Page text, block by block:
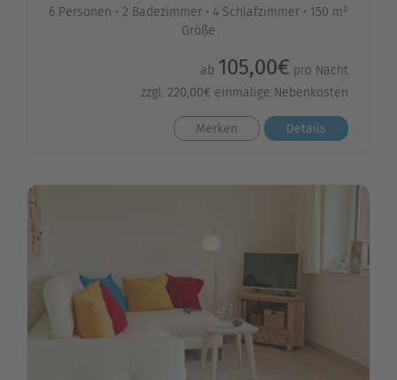
6 Personen 2 Badezimmer 4 Schlafzimmer
150 m²
Größe
ab 105,00€ pro Nacht
zzgl. 220,00€ einmalige Nebenkosten
Merken Details